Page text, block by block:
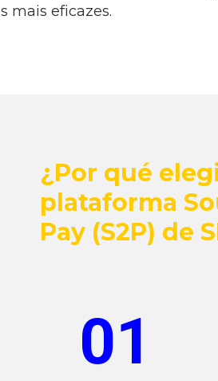
mais eficazes.
¿Por qué
plataforma
Pay (S2P) de
01